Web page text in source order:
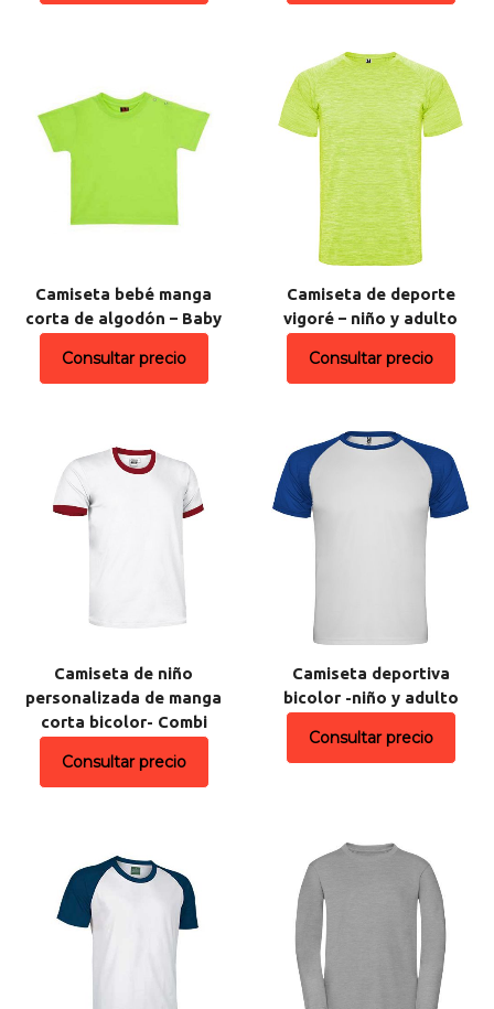
Camiseta bebé manga
corta de algodón – Baby
Consultar precio
Camiseta de deporte
vigoré – niño y adulto
Consultar precio
Camiseta de niño
personalizada de manga
corta bicolor- Combi
Consultar precio
Camiseta deportiva
bicolor -niño y adulto
Consultar precio